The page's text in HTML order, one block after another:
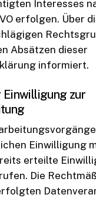
Interesses
erfolgen. Über
Absätzen dieser
informiert.
zur
Einwilligung
erteilte
Die